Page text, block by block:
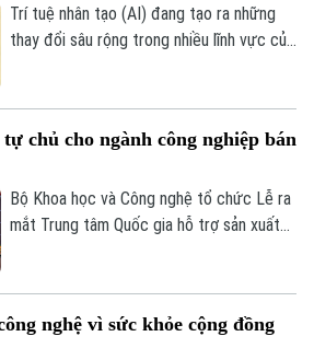
được tổ chức tại Học viện Bưu chính viễn
thông, thu hút đông đảo học sinh, sinh
Trí tuệ nhân tạo (AI) đang tạo ra những
thay đổi sâu rộng trong nhiều lĩnh vực của
học Deakin (Úc) tổ chức chiều 2/7.
chủ cho ngành công nghiệp bán
Bộ Khoa học và Công nghệ tổ chức Lễ ra
mắt Trung tâm Quốc gia hỗ trợ sản xuất
quan trọng trong quá trình phát triển
nghệ vì sức khỏe cộng đồng